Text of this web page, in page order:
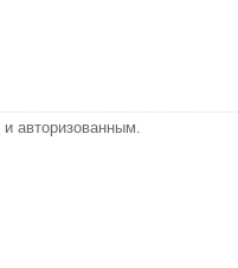
и авторизованным.